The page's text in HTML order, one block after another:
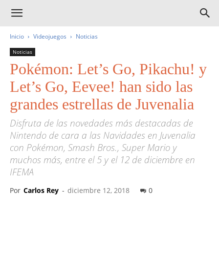
Inicio Videojuegos Noticias
Noticias
Pokémon: Let’s Go, Pikachu! y
Let’s Go, Eevee! han sido las
grandes estrellas de Juvenalia
Disfruta de las novedades más destacadas de
Nintendo de cara a las Navidades en Juvenalia
con Pokémon, Smash Bros., Super Mario y
muchos más, entre el 5 y el 12 de diciembre en
IFEMA
Por Carlos Rey - diciembre 12, 2018 0